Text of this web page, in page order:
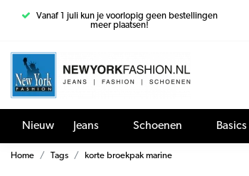
Vanaf 1 juli kun je voorlopig geen bestellingen
meer plaatsen!
Nieuw Jeans Schoenen Basics
Home Tags korte broekpak marine